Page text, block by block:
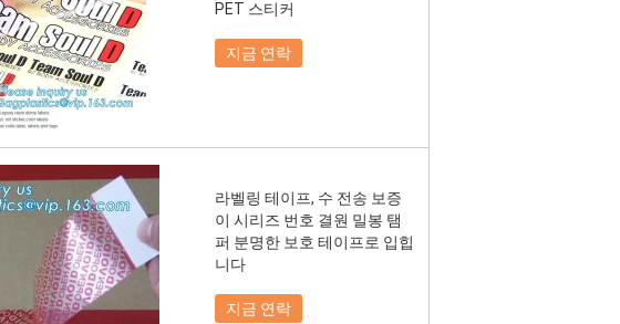
PET 스티커
지금 연락
라벨링 테이프, 수 전송 보증
이 시리즈 번호 결원 밀봉 탬
퍼 분명한 보호 테이프로 입힙
니다
지금 연락